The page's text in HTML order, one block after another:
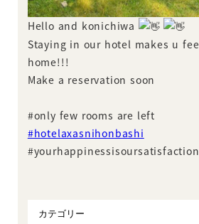
Hello and konichiwa
Staying in our hotel makes u
home!!!
Make a reservation soon
#only few rooms are left
#hotelaxasnihonbashi
#yourhappinessisoursatisfaction